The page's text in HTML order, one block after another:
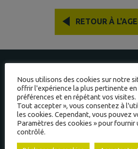
RETOUR À
Nous utilisons des cookies sur notre
offrir l'expérience la plus pertinente
préférences et en répétant vos visites.
Tout accepter », vous consentez à
les cookies. Cependant, vous pouvez
Paramètres des cookies » pour fournir
contrôlé.